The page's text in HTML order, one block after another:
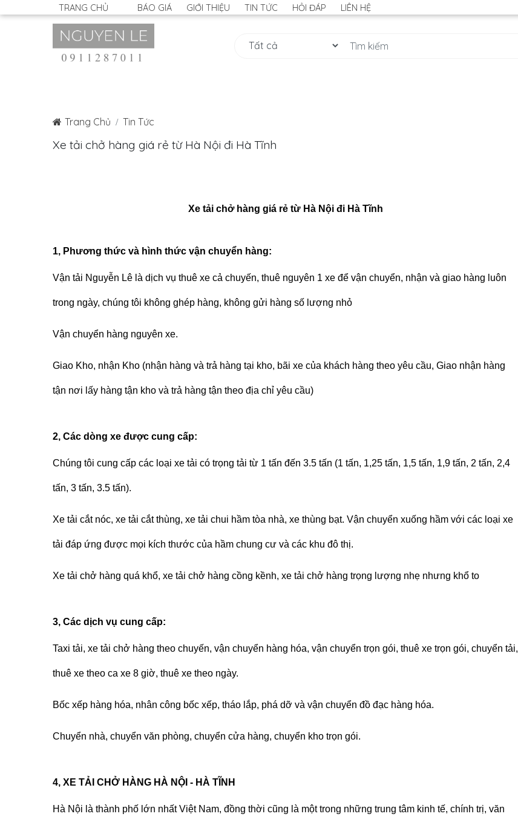
TRANG CHỦ BÁO GIÁ GIỚI THIỆU TIN TỨC HỎI ĐÁP LIÊN HỆ
Trang Chủ Tin Tức
Xe tải chở hàng giá rẻ từ Hà Nội đi Hà Tĩnh
Xe tải chở hàng giá rẻ từ Hà Nội đi Hà Tĩnh
1, Phương thức và hình thức vận chuyển hàng:
Vận tải Nguyễn Lê là dịch vụ thuê xe cả chuyến, thuê nguyên 1 xe để vận chuyển, nhận và giao hàng luôn
trong ngày, chúng tôi không ghép hàng, không gửi hàng số lượng nhỏ
Vận chuyển hàng nguyên xe.
Giao Kho, nhận Kho (nhận hàng và trả hàng tại kho, bãi xe của khách hàng theo yêu cầu, Giao nhận hàng
tận nơi lấy hàng tận kho và trả hàng tận theo địa chỉ yêu cầu)
2, Các dòng xe được cung cấp:
Chúng tôi cung cấp các loại xe tải có trọng tải từ 1 tấn đến 3.5 tấn (1 tấn, 1,25 tấn, 1,5 tấn, 1,9 tấn, 2 tấn, 2,4
tấn, 3 tấn, 3.5 tấn).
Xe tải cắt nóc, xe tải cắt thùng, xe tải chui hầm tòa nhà, xe thùng bạt. Vận chuyển xuống hầm với các loại xe
tải đáp ứng được mọi kích thước của hầm chung cư và các khu đô thị.
Xe tải chở hàng quá khổ, xe tải chở hàng cồng kềnh, xe tải chở hàng trọng lượng nhẹ nhưng khổ to
3, Các dịch vụ cung cấp:
Taxi tải, xe tải chở hàng theo chuyến, vận chuyển hàng hóa, vận chuyển trọn gói, thuê xe trọn gói, chuyển tải,
thuê xe theo ca xe 8 giờ, thuê xe theo ngày.
Bốc xếp hàng hóa, nhân công bốc xếp, tháo lắp, phá dỡ và vận chuyển đồ đạc hàng hóa.
Chuyển nhà, chuyển văn phòng, chuyển cửa hàng, chuyển kho trọn gói.
4, XE TẢI CHỞ HÀNG HÀ NỘI - HÀ TĨNH
Hà Nội là thành phố lớn nhất Việt Nam, đồng thời cũng là một trong những trung tâm kinh tế, chính trị, văn